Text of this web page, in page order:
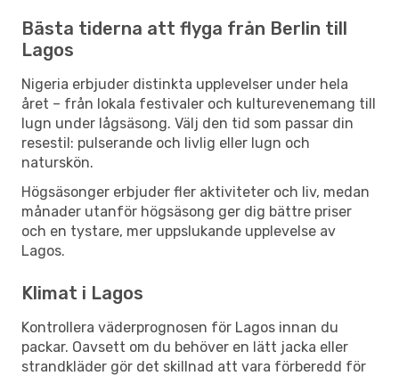
Bästa tiderna att flyga från Berlin till
Lagos
Nigeria erbjuder distinkta upplevelser under hela
året – från lokala festivaler och kulturevenemang till
lugn under lågsäsong. Välj den tid som passar din
resestil: pulserande och livlig eller lugn och
naturskön.
Högsäsonger erbjuder fler aktiviteter och liv, medan
månader utanför högsäsong ger dig bättre priser
och en tystare, mer uppslukande upplevelse av
Lagos.
Klimat i Lagos
Kontrollera väderprognosen för Lagos innan du
packar. Oavsett om du behöver en lätt jacka eller
strandkläder gör det skillnad att vara förberedd för